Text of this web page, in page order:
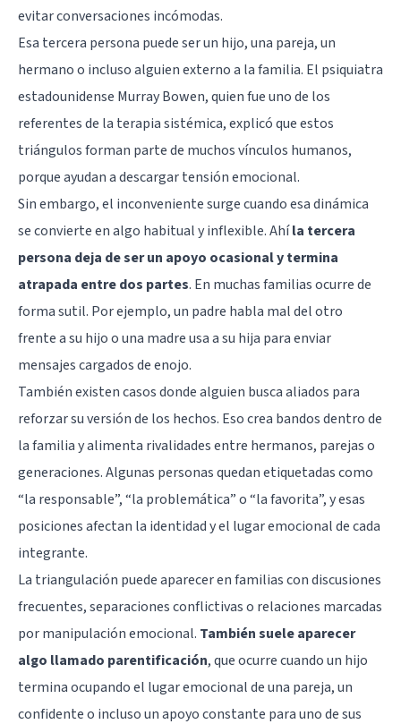
evitar conversaciones incómodas.
Esa tercera persona puede ser un hijo, una pareja, un
hermano o incluso alguien externo a la familia. El psiquiatra
estadounidense Murray Bowen, quien fue uno de los
referentes de la terapia sistémica, explicó que estos
triángulos forman parte de muchos vínculos humanos,
porque ayudan a descargar tensión emocional.
Sin embargo, el inconveniente surge cuando esa dinámica
se convierte en algo habitual y inflexible. Ahíla tercera
persona deja de ser un apoyo ocasional y termina
atrapada entre dos partes. En muchas familias ocurre de
forma sutil. Por ejemplo, un padre habla mal del otro
frente a su hijo o una madre usa a su hija para enviar
mensajes cargados de enojo.
También existen casos donde alguien busca aliados para
reforzar su versión de los hechos. Eso crea bandos dentro de
la familia y alimenta rivalidades entre hermanos, parejas o
generaciones. Algunas personas quedan etiquetadas como
“la responsable”, “la problemática” o “la favorita”, y esas
posiciones afectan la identidad y el lugar emocional de cada
integrante.
La triangulación puede aparecer en familias con discusiones
frecuentes, separaciones conflictivas o relaciones marcadas
por manipulación emocional. También suele aparecer
algo llamado parentificación, que ocurre cuando un hijo
termina ocupando el lugar emocional de una pareja, un
confidente o incluso un apoyo constante para uno de sus